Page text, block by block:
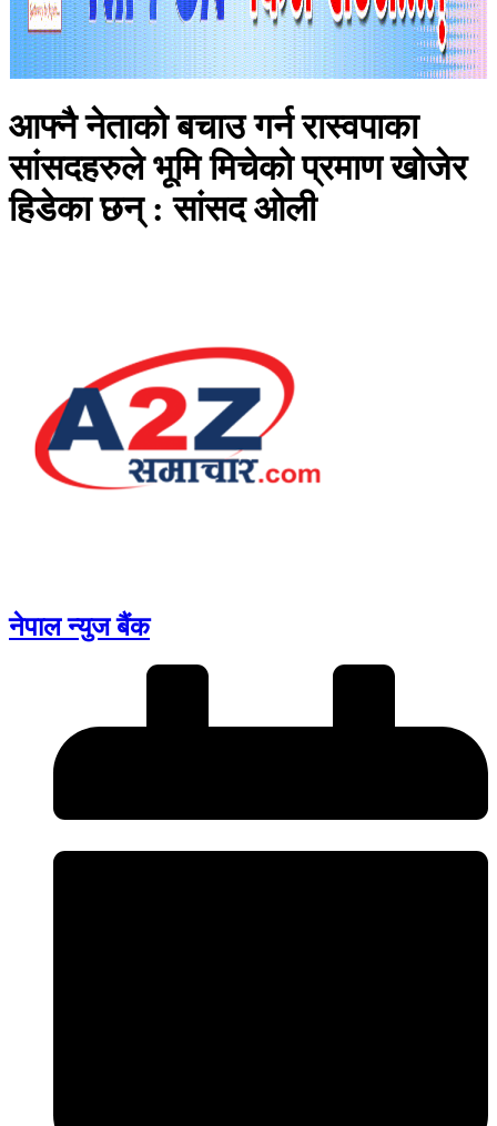
आफ्नै नेताको बचाउ गर्न रास्वपाका
सांसदहरुले भूमि मिचेको प्रमाण खोजेर
हिडेका छन् : सांसद ओली
नेपाल न्युज बैंक